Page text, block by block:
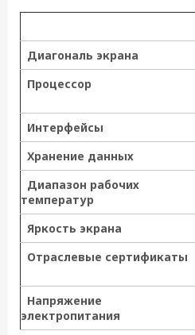
Диагональ экрана
Процессор
Интерфейсы
Хранение данных
Диапазон рабочих
температур
Яркость экрана
Отраслевые сертификаты
Напряжение
электропитания